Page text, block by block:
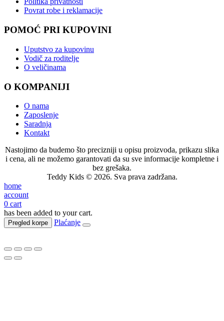
Povrat robe i reklamacije
POMOĆ PRI KUPOVINI
Uputstvo za kupovinu
Vodič za roditelje
O veličinama
O KOMPANIJI
O nama
Zaposlenje
Saradnja
Kontakt
Nastojimo da budemo što precizniji u opisu proizvoda, prikazu slika
i cena, ali ne možemo garantovati da su sve informacije kompletne i
bez grešaka.
Teddy Kids © 2026. Sva prava zadržana.
home
account
0 cart
has been added to your cart.
Pregled korpe Plaćanje